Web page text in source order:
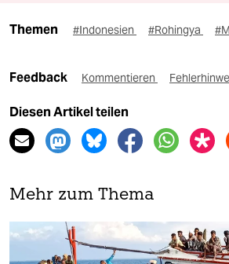
Themen #Indonesien #Rohingya
Feedback Kommentieren
Diesen Artikel teilen
Mehr zum Thema